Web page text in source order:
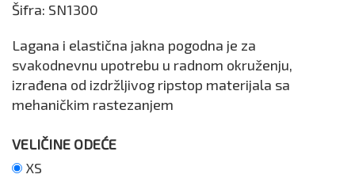
Šifra: SN1300
Lagana i elastična jakna pogodna je za
svakodnevnu upotrebu u radnom okruženju,
izrađena od izdržljivog ripstop materijala sa
mehaničkim rastezanjem
VELIČINE ODEĆE
XS